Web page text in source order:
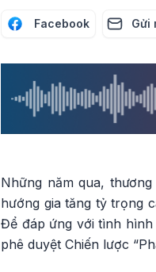
Facebook Gửi
Những năm qua,
hướng gia tăng tỷ trọng
Để đáp ứng với tình hình
phê duyệt Chiến lược